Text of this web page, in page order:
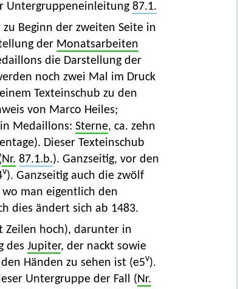
Untergruppeneinleitung 87.1.
Beginn der zweiten Seite in
der Monatsarbeiten
die Darstellung der
noch zwei Mal im Druck
Texteinschub zu den
von Marco Heiles;
Medaillons: Sterne, ca. zehn
Dieser Texteinschub
Nr. 87.1.b.). Ganzseitig, vor den
v). Ganzseitig auch die zwölf
wo man eigentlich den
dies ändert sich ab 1483.
Zeilen hoch), darunter in
des Jupiter, der nackt sowie
Händen zu sehen ist (e5v).
Untergruppe der Fall (Nr.